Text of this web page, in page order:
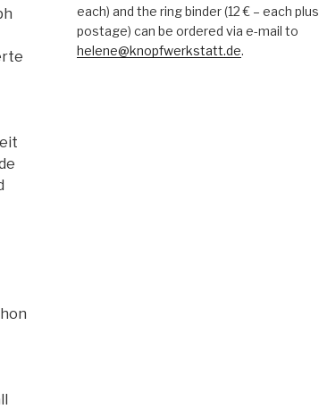
each) and the ring binder (12 € – each plus
postage) can be ordered via e-mail to
helene@knopfwerkstatt.de.